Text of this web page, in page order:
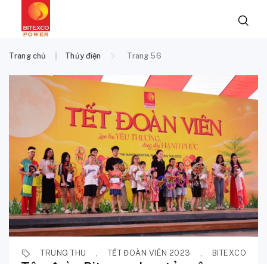
Trang chủ Thủy điện Trang 56
TRUNG THU , TẾT ĐOÀN VIÊN 2023 , BITEXCO